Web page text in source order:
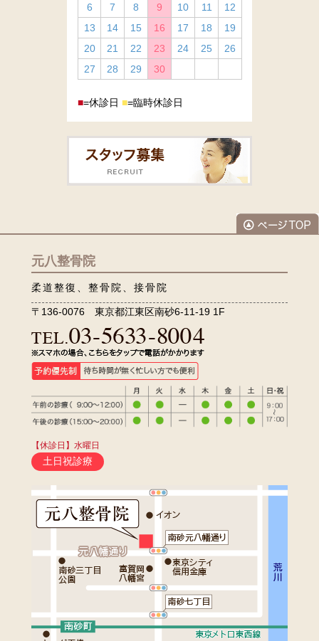
6
7 8 9 10 11
12
13
14 15 16 17 18
19
20
21 22 23 24 25
26
27
28 29 30
■=休診日 ■=臨時休診日
元八整骨院
柔道整復、整骨院、接骨院
〒136-0076 東京都江東区南砂6-11-19 1F
【休診日】水曜日
土日祝診療